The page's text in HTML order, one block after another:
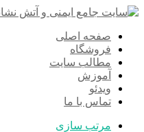
صفحه اصلی
فروشگاه
مطالب سایت
آموزش
ویدئو
تماس با ما
مرتب سازی